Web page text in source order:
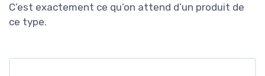
C’est exactement ce qu’on attend d’un produit de
ce type.